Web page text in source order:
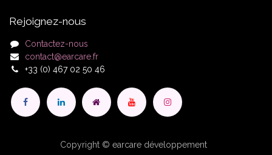
Rejoignez-nous
Contactez-nous
contact@earcare.fr
+33 (0) 467 02 50 46
Copyright © earcare développement